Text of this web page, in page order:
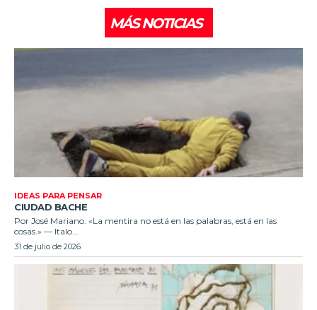
MÁS NOTICIAS
IDEAS PARA PENSAR
CIUDAD BACHE
Por José Mariano. «La mentira no está en las palabras, está en las
cosas.» — Italo...
31 de julio de 2026